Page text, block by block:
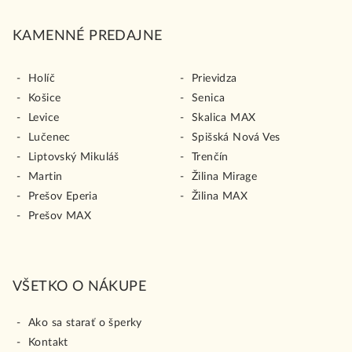
KAMENNÉ PREDAJNE
Holíč
Košice
Levice
Lučenec
Liptovský Mikuláš
Martin
Prešov Eperia
Prešov MAX
Prievidza
Senica
Skalica MAX
Spišská Nová Ves
Trenčín
Žilina Mirage
Žilina MAX
VŠETKO O NÁKUPE
Ako sa starať o šperky
Kontakt